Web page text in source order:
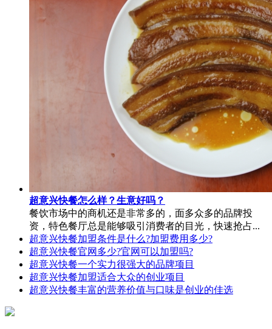
超意兴快餐怎么样？生意好吗？
餐饮市场中的商机还是非常多的，面多众多的品牌投
资，特色餐厅总是能够吸引消费者的目光，快速抢占...
超意兴快餐加盟条件是什么?加盟费用多少?
超意兴快餐官网多少?官网可以加盟吗?
超意兴快餐一个实力很强大的品牌项目
超意兴快餐加盟适合大众的创业项目
超意兴快餐丰富的营养价值与口味是创业的佳选